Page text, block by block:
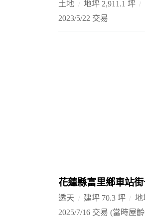
土地 地坪 2,911.1 坪
2023/5/22 交易
花蓮縣富里鄉車站
透天 建坪 70.3 坪 地
2025/7/16 交易 (當時屋